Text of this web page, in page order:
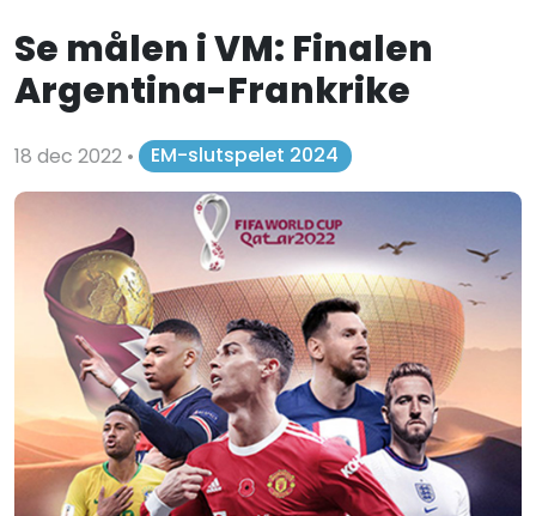
Se målen i VM: Finalen
Argentina-Frankrike
18 dec 2022 • EM-slutspelet 2024